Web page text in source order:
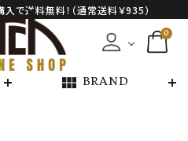
送料無料！（通常送料￥935）
0
view_module BRAND